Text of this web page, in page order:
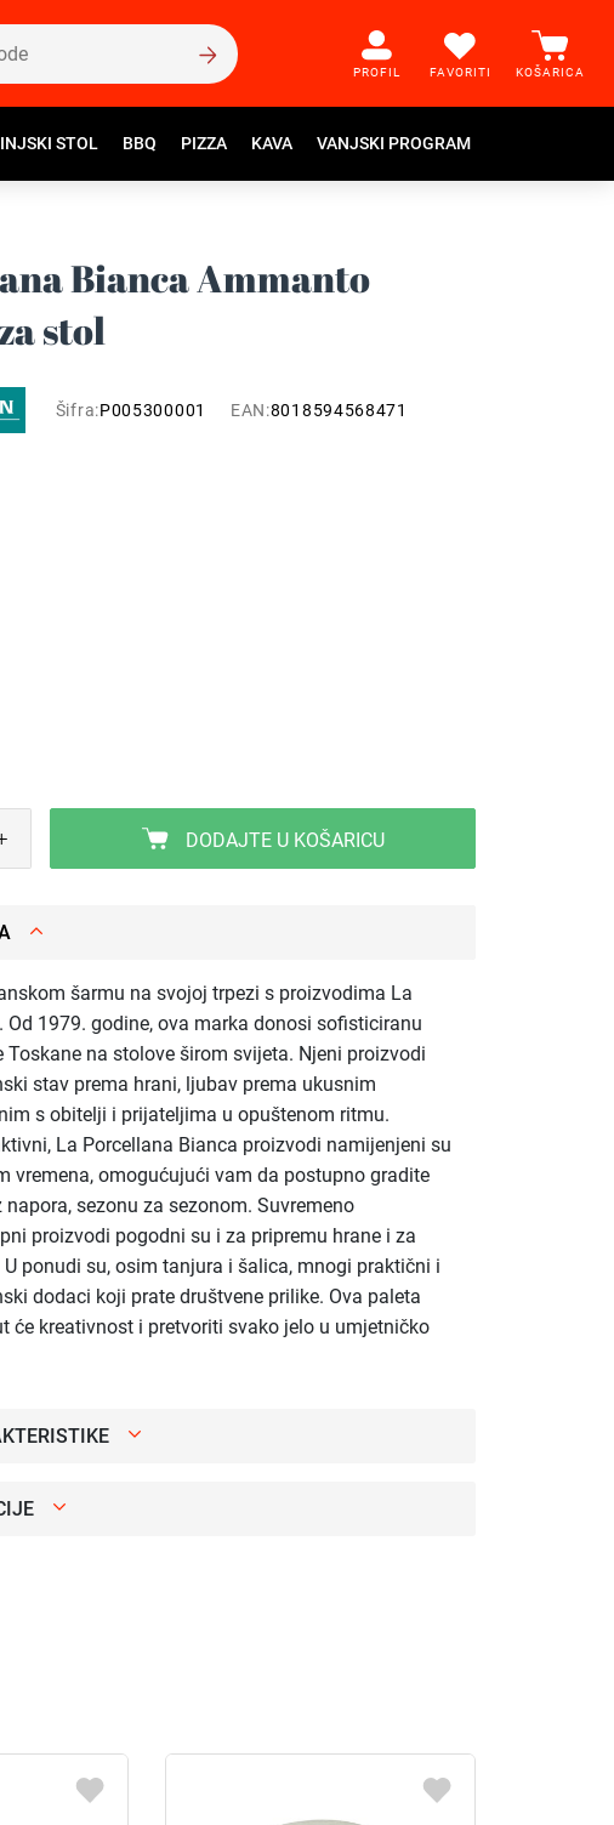
PROFIL FAVORITI KOŠARICA
STOL BBQ PIZZA KAVA VANJSKI PROGRAM
Bianca Ammanto
stol
Šifra:P005300001 EAN:8018594568471
DODAJTE U KOŠARICU
šarmu na svojoj trpezi s proizvodima La
Od 1979. godine, ova marka donosi sofisticiranu
Toskane na stolove širom svijeta. Njeni proizvodi
stav prema hrani, ljubav prema ukusnim
s obitelji i prijateljima u opuštenom ritmu.
La Porcellana Bianca proizvodi namijenjeni su
vremena, omogućujući vam da postupno gradite
sezonu za sezonom. Suvremeno
proizvodi pogodni su i za pripremu hrane i za
ponudi su, osim tanjura i šalica, mnogi praktični i
dodaci koji prate društvene prilike. Ova paleta
će kreativnost i pretvoriti svako jelo u umjetničko